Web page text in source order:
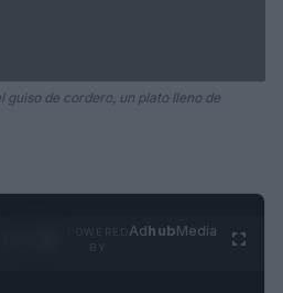
guiso de cordero, un plato lleno de
AdhubMedia